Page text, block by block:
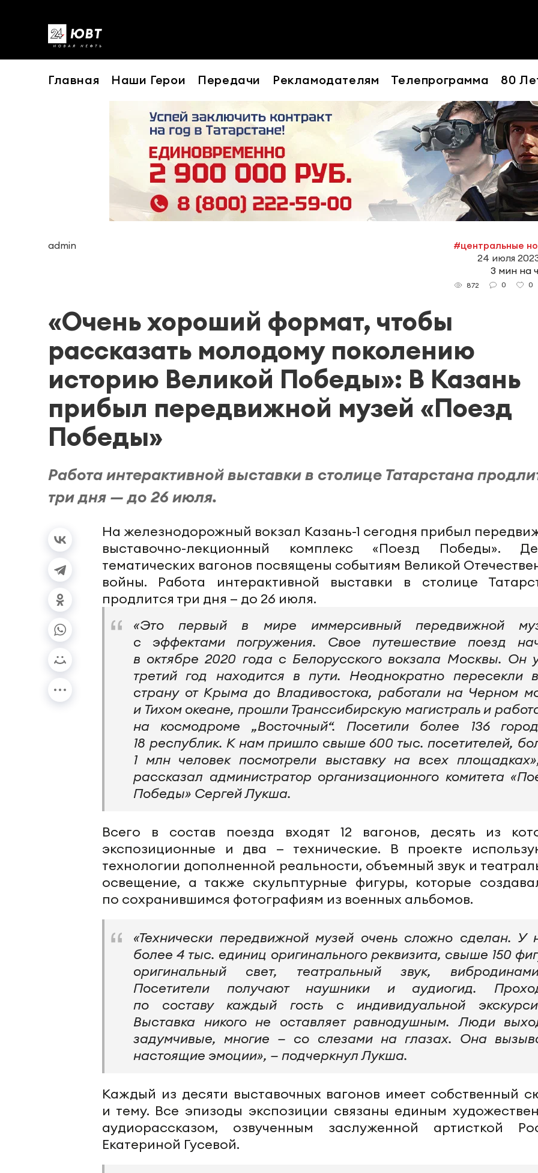
Главная Наши Герои Передачи Рекламодателям Телепрограмма 80
admin
#центральные
24 июля
3 мин на
872 0 0
«Очень хороший формат, чтобы
рассказать молодому поколению
историю Великой Победы»: В Казань
прибыл передвижной музей «Поезд
Победы»
Работа интерактивной выставки в столице Татарстана
три дня — до 26 июля.
На железнодорожный вокзал Казань-1 сегодня прибыл
выставочно-лекционный комплекс «Поезд Победы».
тематических вагонов посвящены событиям Великой
войны. Работа интерактивной выставки в столице
продлится три дня — до 26 июля.
«Это первый в мире иммерсивный передвижной
с эффектами погружения. Свое путешествие поезд
в октябре 2020 года с Белорусского вокзала Москвы. Он
третий год находится в пути. Неоднократно пересекли
страну от Крыма до Владивостока, работали на Черном
и Тихом океане, прошли Транссибирскую магистраль и
на космодроме „Восточный“. Посетили более 136
18 республик. К нам пришло свыше 600 тыс. посетителей,
1 млн человек посмотрели выставку на всех
рассказал администратор организационного комитета
Победы» Сергей Лукша.
Всего в состав поезда входят 12 вагонов, десять из
экспозиционные и два — технические. В проекте
технологии дополненной реальности, объемный звук и
освещение, а также скульптурные фигуры, которые
по сохранившимся фотографиям из военных альбомов.
«Технически передвижной музей очень сложно сделан. У
более 4 тыс. единиц оригинального реквизита, свыше 150
оригинальный свет, театральный звук,
Посетители получают наушники и аудиогид.
по составу каждый гость с индивидуальной
Выставка никого не оставляет равнодушным. Люди
задумчивые, многие — со слезами на глазах. Она
настоящие эмоции», — подчеркнул Лукша.
Каждый из десяти выставочных вагонов имеет собственный
и тему. Все эпизоды экспозиции связаны единым
аудиорассказом, озвученным заслуженной артисткой
Екатериной Гусевой.